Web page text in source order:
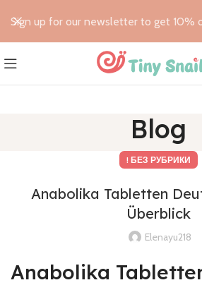
Blog
! БЕЗ РУБРИКИ
Anabolika Tabletten
Überblick
Elenayu218
Anabolika
Sign up for our newsletter to get 10%